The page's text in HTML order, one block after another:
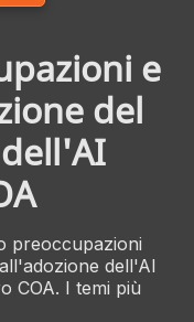
e
del
preoccupazioni
dell'AI
COA. I temi più